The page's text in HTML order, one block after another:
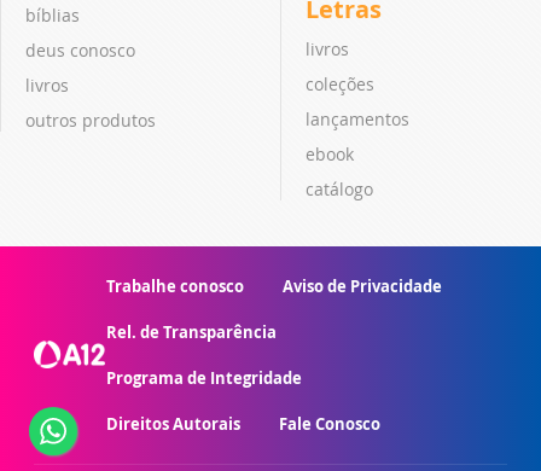
bíblias
deus conosco
livros
outros produtos
Letras
livros
coleções
lançamentos
ebook
catálogo
Trabalhe conosco Aviso de Privacidade
Rel. de Transparência
Programa de Integridade
Direitos Autorais Fale Conosco